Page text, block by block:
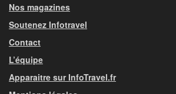
Nos magazines
Soutenez Infotravel
Contact
L’équipe
Apparaitre sur InfoTravel.fr